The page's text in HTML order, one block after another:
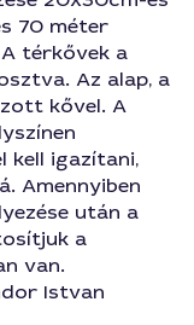
70 méter
térkővek a
Az alap, a
kővel. A
kell igazítani,
Amennyiben
után a
a
van.
Istvan